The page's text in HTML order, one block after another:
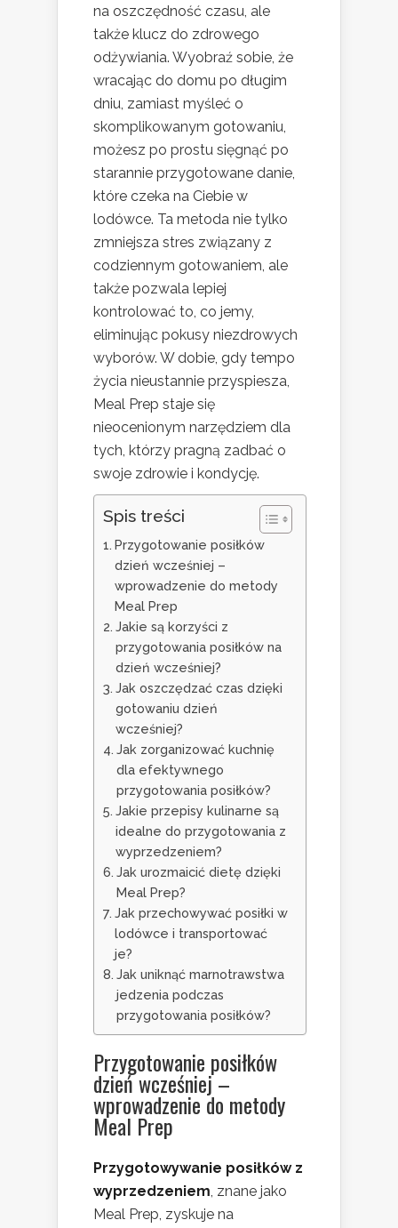
na oszczędność czasu, ale
także klucz do zdrowego
odżywiania. Wyobraź sobie, że
wracając do domu po długim
dniu, zamiast myśleć o
skomplikowanym gotowaniu,
możesz po prostu sięgnąć po
starannie przygotowane danie,
które czeka na Ciebie w
lodówce. Ta metoda nie tylko
zmniejsza stres związany z
codziennym gotowaniem, ale
także pozwala lepiej
kontrolować to, co jemy,
eliminując pokusy niezdrowych
wyborów. W dobie, gdy tempo
życia nieustannie przyspiesza,
Meal Prep staje się
nieocenionym narzędziem dla
tych, którzy pragną zadbać o
swoje zdrowie i kondycję.
Spis treści
Przygotowanie posiłków
dzień wcześniej –
wprowadzenie do metody
Meal Prep
Jakie są korzyści z
przygotowania posiłków na
dzień wcześniej?
Jak oszczędzać czas dzięki
gotowaniu dzień
wcześniej?
Jak zorganizować kuchnię
dla efektywnego
przygotowania posiłków?
Jakie przepisy kulinarne są
idealne do przygotowania z
wyprzedzeniem?
Jak urozmaicić dietę dzięki
Meal Prep?
Jak przechowywać posiłki w
lodówce i transportować
je?
Jak uniknąć marnotrawstwa
jedzenia podczas
przygotowania posiłków?
Przygotowanie posiłków
dzień wcześniej –
wprowadzenie do metody
Meal Prep
Przygotowywanie posiłków z
wyprzedzeniem, znane jako
Meal Prep, zyskuje na